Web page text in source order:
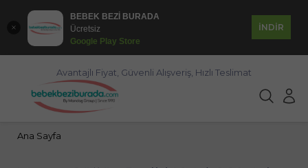
BEBEK BEZİ BURADA
Ücretsiz
Google Play Store
İNDİR
Avantajlı Fiyat, Güvenli Alışveriş, Hızlı Teslimat
Ana Sayfa